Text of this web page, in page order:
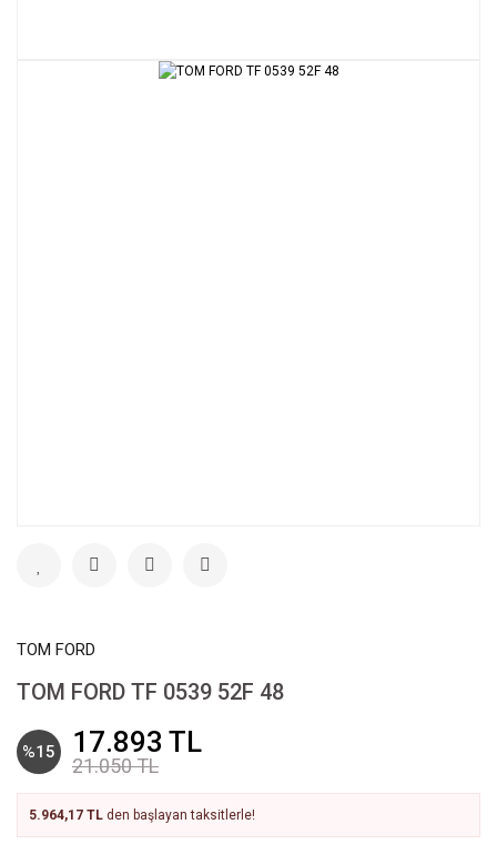
TOM FORD
TOM FORD TF 0539 52F 48
%15 17.893 TL
21.050 TL
5.964,17 TL den başlayan taksitlerle!